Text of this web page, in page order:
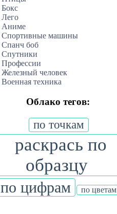
Бокс
Лего
Аниме
Спортивные машины
Спанч боб
Спутники
Профессии
Железный человек
Военная техника
Облако тегов:
по точкам
раскрась по
образцу
по цифрам по цветам